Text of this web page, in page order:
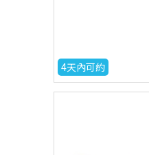
4天內可約